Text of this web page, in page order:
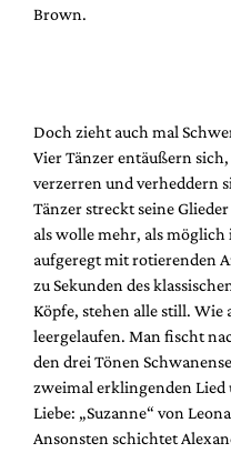
Brown.
Doch zieht auch mal
Vier Tänzer entäußern
verzerren und verheddern
Tänzer streckt seine
als wolle mehr, als
aufgeregt mit rotierenden
zu Sekunden des
Köpfe, stehen alle still. Wie
leergelaufen. Man fischt
den drei Tönen
zweimal erklingenden
Liebe: „Suzanne“ von
Ansonsten schichtet